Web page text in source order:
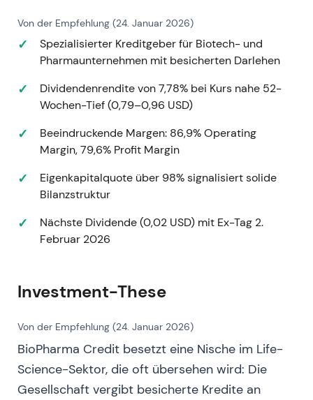
16. März 2022
Abschluss einer neuen vorrangig besicherten
Kreditvereinbarung über bis zu 50 Mio. USD
(RNS).
[1]
Signalisierte Umfang und Appetit beim
Underwriting; stärkte das Vertrauen der
Investoren in einen wiederholbaren Deal-Flow.
Phase erneuter Akkumulation und Erholung
3. November 2022
Das Unternehmen kommentierte, man sei auf
Kurs für eine starke – möglicherweise
Die Marktwahrnehmung verschob sich
gegenüber Peers bei NAV-Kennzahlen; die
erneut bestätigt.
Kurze Rally- und Momentumphase rund um
die NAV-Outperformance-Kommunikation.
Von der Empfehlung (24. Januar 2026)
Spezialisierter Kreditgeber für Biotech- und
Pharmaunternehmen mit besicherten Darlehen
Dividendenrendite von 7,78% bei Kurs nahe 52-
Wochen-Tief (0,79–0,96 USD)
Beeindruckende Margen: 86,9% Operating
Margin, 79,6% Profit Margin
Eigenkapitalquote über 98% signalisiert solide
Bilanzstruktur
Nächste Dividende (0,02 USD) mit Ex-Tag 2.
Februar 2026
Investment-These
Von der Empfehlung (24. Januar 2026)
BioPharma Credit besetzt eine Nische im Life-
Science-Sektor, die oft übersehen wird: Die
Gesellschaft vergibt besicherte Kredite an